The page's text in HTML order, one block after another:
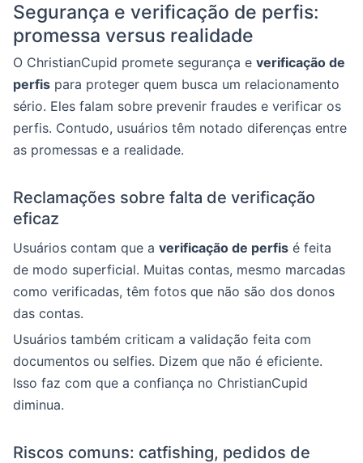
Segurança e verificação de perfis:
promessa versus realidade
O ChristianCupid promete segurança e verificação de
perfis para proteger quem busca um relacionamento
sério. Eles falam sobre prevenir fraudes e verificar os
perfis. Contudo, usuários têm notado diferenças entre
as promessas e a realidade.
Reclamações sobre falta de verificação
eficaz
Usuários contam que a verificação de perfis é feita
de modo superficial. Muitas contas, mesmo marcadas
como verificadas, têm fotos que não são dos donos
das contas.
Usuários também criticam a validação feita com
documentos ou selfies. Dizem que não é eficiente.
Isso faz com que a confiança no ChristianCupid
diminua.
Riscos comuns: catfishing, pedidos de